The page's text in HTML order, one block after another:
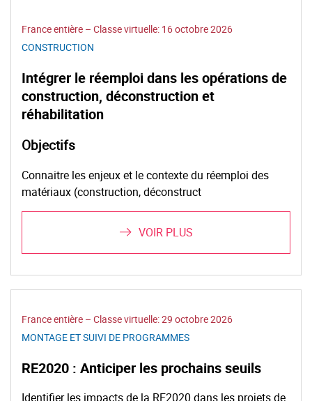
France entière – Classe virtuelle: 16 octobre 2026
CONSTRUCTION
Intégrer le réemploi dans les opérations de
construction, déconstruction et
réhabilitation
Objectifs
Connaitre les enjeux et le contexte du réemploi des
matériaux (construction, déconstruct
VOIR PLUS
France entière – Classe virtuelle:29 octobre 2026
MONTAGE ET SUIVI DE PROGRAMMES
RE2020 : Anticiper les prochains seuils
Identifier les impacts de la RE2020 dans les projets de